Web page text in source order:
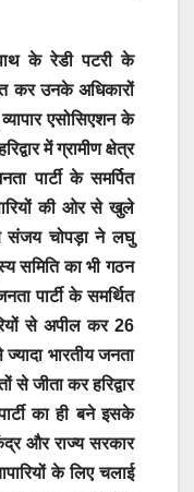
के रेडी पटरी के
कर उनके अधिकारों
एसोसिएशन के
में ग्रामीण क्षेत्र
पार्टी के समर्पित
की ओर से खुले
संजय चोपड़ा ने लघु
समिति का भी गठन
पार्टी के समर्थित
से अपील कर 26
भारतीय जनता
से जीता कर हरिद्वार
का ही बने इसके
और राज्य सरकार
के लिए चलाई